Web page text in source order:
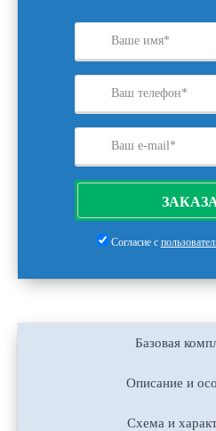
Согласие с
Базовая
Описание и
Схема и